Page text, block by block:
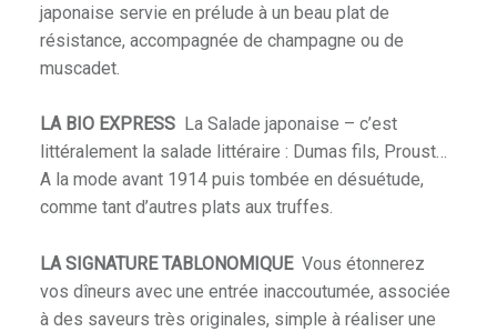
japonaise servie en prélude à un beau plat de
résistance, accompagnée de champagne ou de
muscadet.
LA BIO EXPRESSLa Salade japonaise – c’est
littéralement la salade littéraire : Dumas fils, Proust…
A la mode avant 1914 puis tombée en désuétude,
comme tant d’autres plats aux truffes.
LA SIGNATURE TABLONOMIQUE Vous étonnerez
vos dîneurs avec une entrée inaccoutumée, associée
à des saveurs très originales, simple à réaliser une